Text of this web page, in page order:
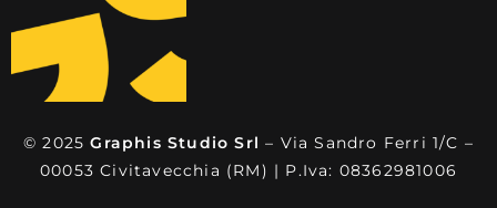
© 2025Graphis Studio Srl – Via Sandro Ferri 1/C –
00053 Civitavecchia (RM) | P.Iva: 08362981006